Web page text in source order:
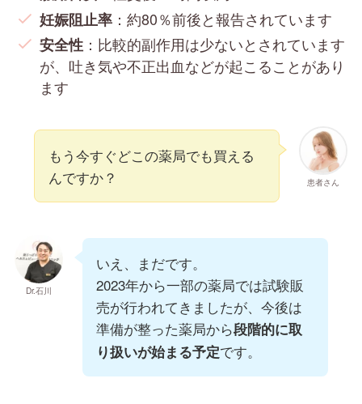
妊娠阻止率 ：約80％前後と報告されています
安全性 ：比較的副作用は少ないとされています
が、吐き気や不正出血などが起こることがあり
ます
患者さん
もう今すぐどこの薬局でも買える
んですか？
Dr.石川
いえ、まだです。
2023年から一部の薬局では試験販
売が行われてきましたが、今後は
準備が整った薬局から段階的に取
り扱いが始まる予定です。